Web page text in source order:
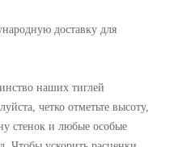
доставку для
наших тиглей
четко отметьте высоту,
стенок и любые особые